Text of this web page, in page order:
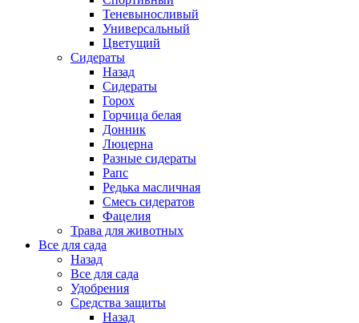
Теневыносливый
Универсальный
Цветущий
Сидераты
Назад
Сидераты
Горох
Горчица белая
Донник
Люцерна
Разные сидераты
Рапс
Редька масличная
Смесь сидератов
Фацелия
Трава для животных
Все для сада
Назад
Все для сада
Удобрения
Средства защиты
Назад